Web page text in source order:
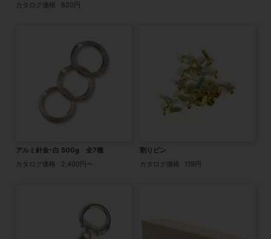
カタログ価格
620円
アルミ針金･白 500g 全7種
カタログ価格
2,400円〜
割りピン
カタログ価格
119円